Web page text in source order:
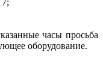
часы просьба
оборудование.